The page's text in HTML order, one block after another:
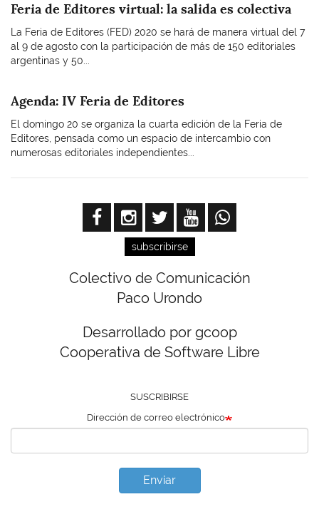
Feria de Editores virtual: la salida es colectiva
La Feria de Editores (FED) 2020 se hará de manera virtual del 7
al 9 de agosto con la participación de más de 150 editoriales
argentinas y 50...
Agenda: IV Feria de Editores
El domingo 20 se organiza la cuarta edición de la Feria de
Editores, pensada como un espacio de intercambio con
numerosas editoriales independientes...
subscribirse
Colectivo de Comunicación
Paco Urondo
Desarrollado por gcoop
Cooperativa de Software Libre
SUSCRIBIRSE
Dirección de correo electrónico
Enviar